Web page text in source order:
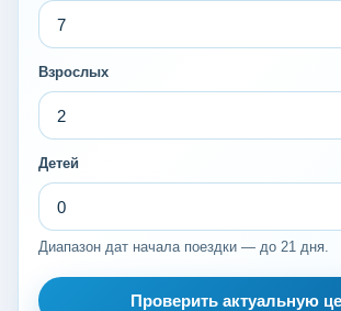
Взрослых
Детей
Диапазон дат начала поездки — до 21 дня.
Проверить актуальную